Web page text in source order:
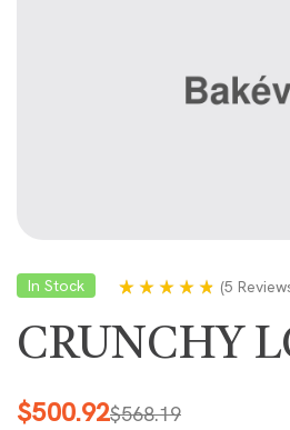
In Stock
of 5 based on
customer
ratings
(5
CRUNCHY
$568.19
$500.92